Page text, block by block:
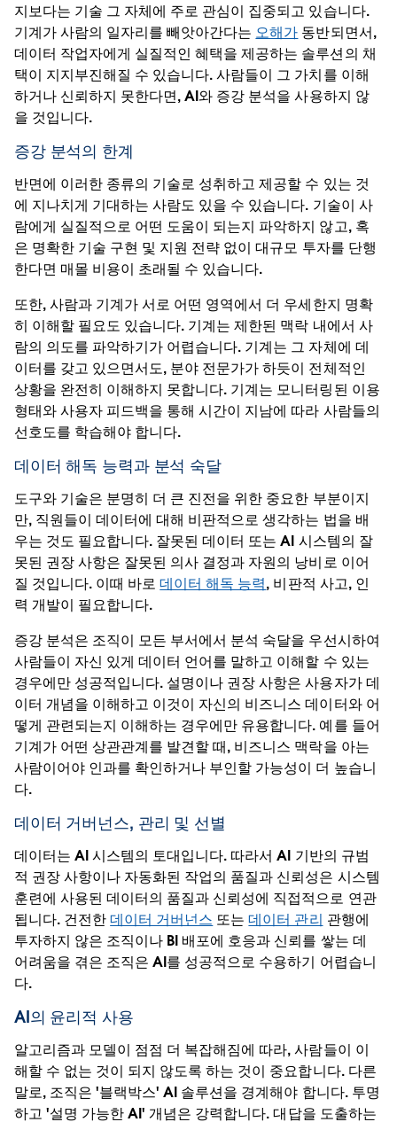
지보다는 기술 그 자체에 주로 관심이 집중되고 있습니다.
기계가 사람의 일자리를 빼앗아간다는 오해가 동반되면서,
데이터 작업자에게 실질적인 혜택을 제공하는 솔루션의 채
택이 지지부진해질 수 있습니다. 사람들이 그 가치를 이해
하거나 신뢰하지 못한다면, AI와 증강 분석을 사용하지 않
을 것입니다.
증강 분석의 한계
반면에 이러한 종류의 기술로 성취하고 제공할 수 있는 것
에 지나치게 기대하는 사람도 있을 수 있습니다. 기술이 사
람에게 실질적으로 어떤 도움이 되는지 파악하지 않고, 혹
은 명확한 기술 구현 및 지원 전략 없이 대규모 투자를 단행
한다면 매몰 비용이 초래될 수 있습니다.
또한, 사람과 기계가 서로 어떤 영역에서 더 우세한지 명확
히 이해할 필요도 있습니다. 기계는 제한된 맥락 내에서 사
람의 의도를 파악하기가 어렵습니다. 기계는 그 자체에 데
이터를 갖고 있으면서도, 분야 전문가가 하듯이 전체적인
상황을 완전히 이해하지 못합니다. 기계는 모니터링된 이용
형태와 사용자 피드백을 통해 시간이 지남에 따라 사람들의
선호도를 학습해야 합니다.
데이터 해독 능력과 분석 숙달
도구와 기술은 분명히 더 큰 진전을 위한 중요한 부분이지
만, 직원들이 데이터에 대해 비판적으로 생각하는 법을 배
우는 것도 필요합니다. 잘못된 데이터 또는 AI 시스템의 잘
못된 권장 사항은 잘못된 의사 결정과 자원의 낭비로 이어
질 것입니다. 이때 바로데이터 해독 능력, 비판적 사고, 인
력 개발이 필요합니다.
증강 분석은 조직이 모든 부서에서 분석 숙달을 우선시하여
사람들이 자신 있게 데이터 언어를 말하고 이해할 수 있는
경우에만 성공적입니다. 설명이나 권장 사항은 사용자가 데
이터 개념을 이해하고 이것이 자신의 비즈니스 데이터와 어
떻게 관련되는지 이해하는 경우에만 유용합니다. 예를 들어
기계가 어떤 상관관계를 발견할 때, 비즈니스 맥락을 아는
사람이어야 인과를 확인하거나 부인할 가능성이 더 높습니
다.
데이터 거버넌스, 관리 및 선별
데이터는 AI 시스템의 토대입니다. 따라서 AI 기반의 규범
적 권장 사항이나 자동화된 작업의 품질과 신뢰성은 시스템
훈련에 사용된 데이터의 품질과 신뢰성에 직접적으로 연관
됩니다. 건전한데이터 거버넌스 또는데이터 관리 관행에
투자하지 않은 조직이나 BI 배포에 호응과 신뢰를 쌓는 데
어려움을 겪은 조직은 AI를 성공적으로 수용하기 어렵습니
다.
AI의 윤리적 사용
알고리즘과 모델이 점점 더 복잡해짐에 따라, 사람들이 이
해할 수 없는 것이 되지 않도록 하는 것이 중요합니다. 다른
말로, 조직은 '블랙박스' AI 솔루션을 경계해야 합니다. 투명
하고 '설명 가능한 AI' 개념은 강력합니다. 대답을 도출하는